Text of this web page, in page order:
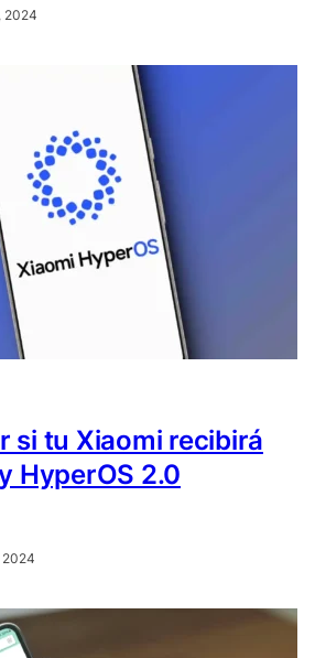
2024
si tu Xiaomi recibirá
HyperOS 2.0
2024